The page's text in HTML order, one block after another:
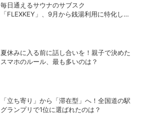
毎日通えるサウナのサブスク
「FLEXKEY」、9月から銭湯利用に特化した
夏休みに入る前に話し合いを！親子で決めた
スマホのルール、最も多いのは？
「立ち寄り」から「滞在型」へ！全国道の駅
グランプリで1位に選ばれたのは？